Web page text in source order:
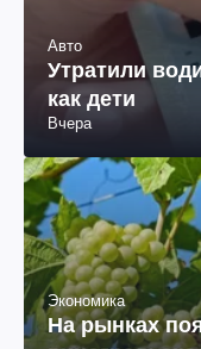
Авто
Утратили
как дети
Вчера
Экономика
На рынках